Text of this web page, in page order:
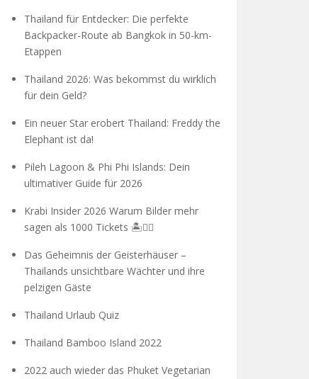
Thailand für Entdecker: Die perfekte
Backpacker-Route ab Bangkok in 50-km-
Etappen
Thailand 2026: Was bekommst du wirklich
für dein Geld?
Ein neuer Star erobert Thailand: Freddy the
Elephant ist da!
Pileh Lagoon & Phi Phi Islands: Dein
ultimativer Guide für 2026
Krabi Insider 2026 Warum Bilder mehr
sagen als 1000 Tickets 🏝️🧗‍♂️
Das Geheimnis der Geisterhäuser –
Thailands unsichtbare Wächter und ihre
pelzigen Gäste
Thailand Urlaub Quiz
Thailand Bamboo Island 2022
2022 auch wieder das Phuket Vegetarian